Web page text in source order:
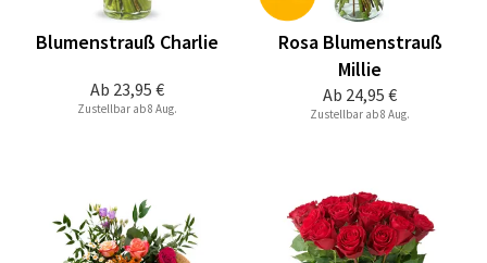
Ab 23,95 €
Blumenstrauß Charlie
Zustellbar ab 8 Aug.
Ab 24,95 €
Rosa Blumenstrauß
Millie
Zustellbar ab 8 Aug.